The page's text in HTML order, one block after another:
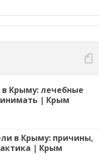
Крыму: лечебные
| Крым
в Крыму: причины,
| Крым